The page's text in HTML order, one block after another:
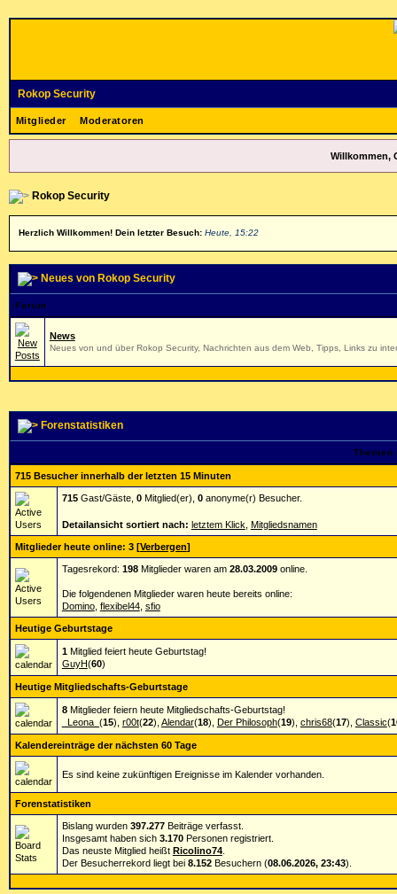
Rokop Security
Mitglieder Moderatoren
Willkommen,
Rokop Security
Herzlich Willkommen! Dein letzter Besuch: Heute, 15:22
Neues von Rokop Security
Forum
News
Neues von und über Rokop Security, Nachrichten aus dem Web, Tipps, Links zu
Forenstatistiken
Themen
715 Besucher innerhalb der letzten 15 Minuten
715Gast/Gäste, 0Mitglied(er), 0anonyme(r) Besucher.
Detailansicht sortiert nach: letztem Klick Mitgliedsnamen
Mitglieder heute online: 3 [Verbergen]
Tagesrekord: 198Mitglieder waren am 28.03.2009online.
Die folgendenen Mitglieder waren heute bereits online:
Domino, flexibel44, sfio
Heutige Geburtstage
1Mitglied feiert heute Geburtstag!
GuyH(60)
Heutige Mitgliedschafts-Geburtstage
8Mitglieder feiern heute Mitgliedschafts-Geburtstag!
_Leona_ (15), r00t(22), Alendar(18), Der Philosoph(19), chris68(17), Classic(
Kalendereinträge der nächsten 60 Tage
Es sind keine zukünftigen Ereignisse im Kalender vorhanden.
Forenstatistiken
Bislang wurden 397.277Beiträge verfasst.
Insgesamt haben sich 3.170Personen registriert.
Das neuste Mitglied heißt Ricolino74.
Der Besucherrekord liegt bei 8.152Besuchern (08.06.2026, 23:43).